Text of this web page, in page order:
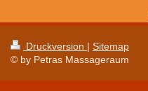
Druckversion | Sitemap
© by Petras Massageraum